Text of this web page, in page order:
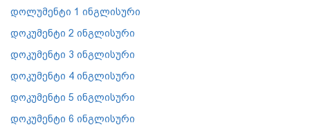
დოლუმენტი 1 ინგლისური
დოკუმენტი 2 ინგლისური
დოკუმენტი 3 ინგლისური
დოკუმენტი 4 ინგლისური
დოკუმენტი 5 ინგლისური
დოკუმენტი 6 ინგლისური